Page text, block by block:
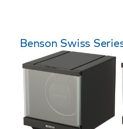
Benson Swiss